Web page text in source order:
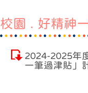
校園 . 好精神
2024-2025年
一筆過津貼」